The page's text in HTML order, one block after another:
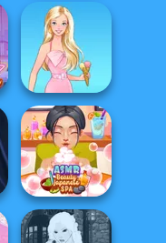
Ice Ballerina
Barbie